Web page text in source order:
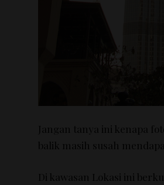
Jangan tanya ini kenapa
balik masih susah
Di kawasan Lokasi ini